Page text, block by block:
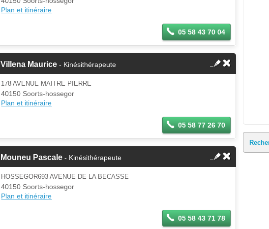
Plan et itinéraire
05 58 43 70 04
Villena Maurice - Kinésithérapeute
178 AVENUE MAITRE PIERRE
40150 Soorts-hossegor
Plan et itinéraire
05 58 77 26 70
Mouneu Pascale - Kinésithérapeute
HOSSEGOR693 AVENUE DE LA BECASSE
40150 Soorts-hossegor
Plan et itinéraire
05 58 43 71 78